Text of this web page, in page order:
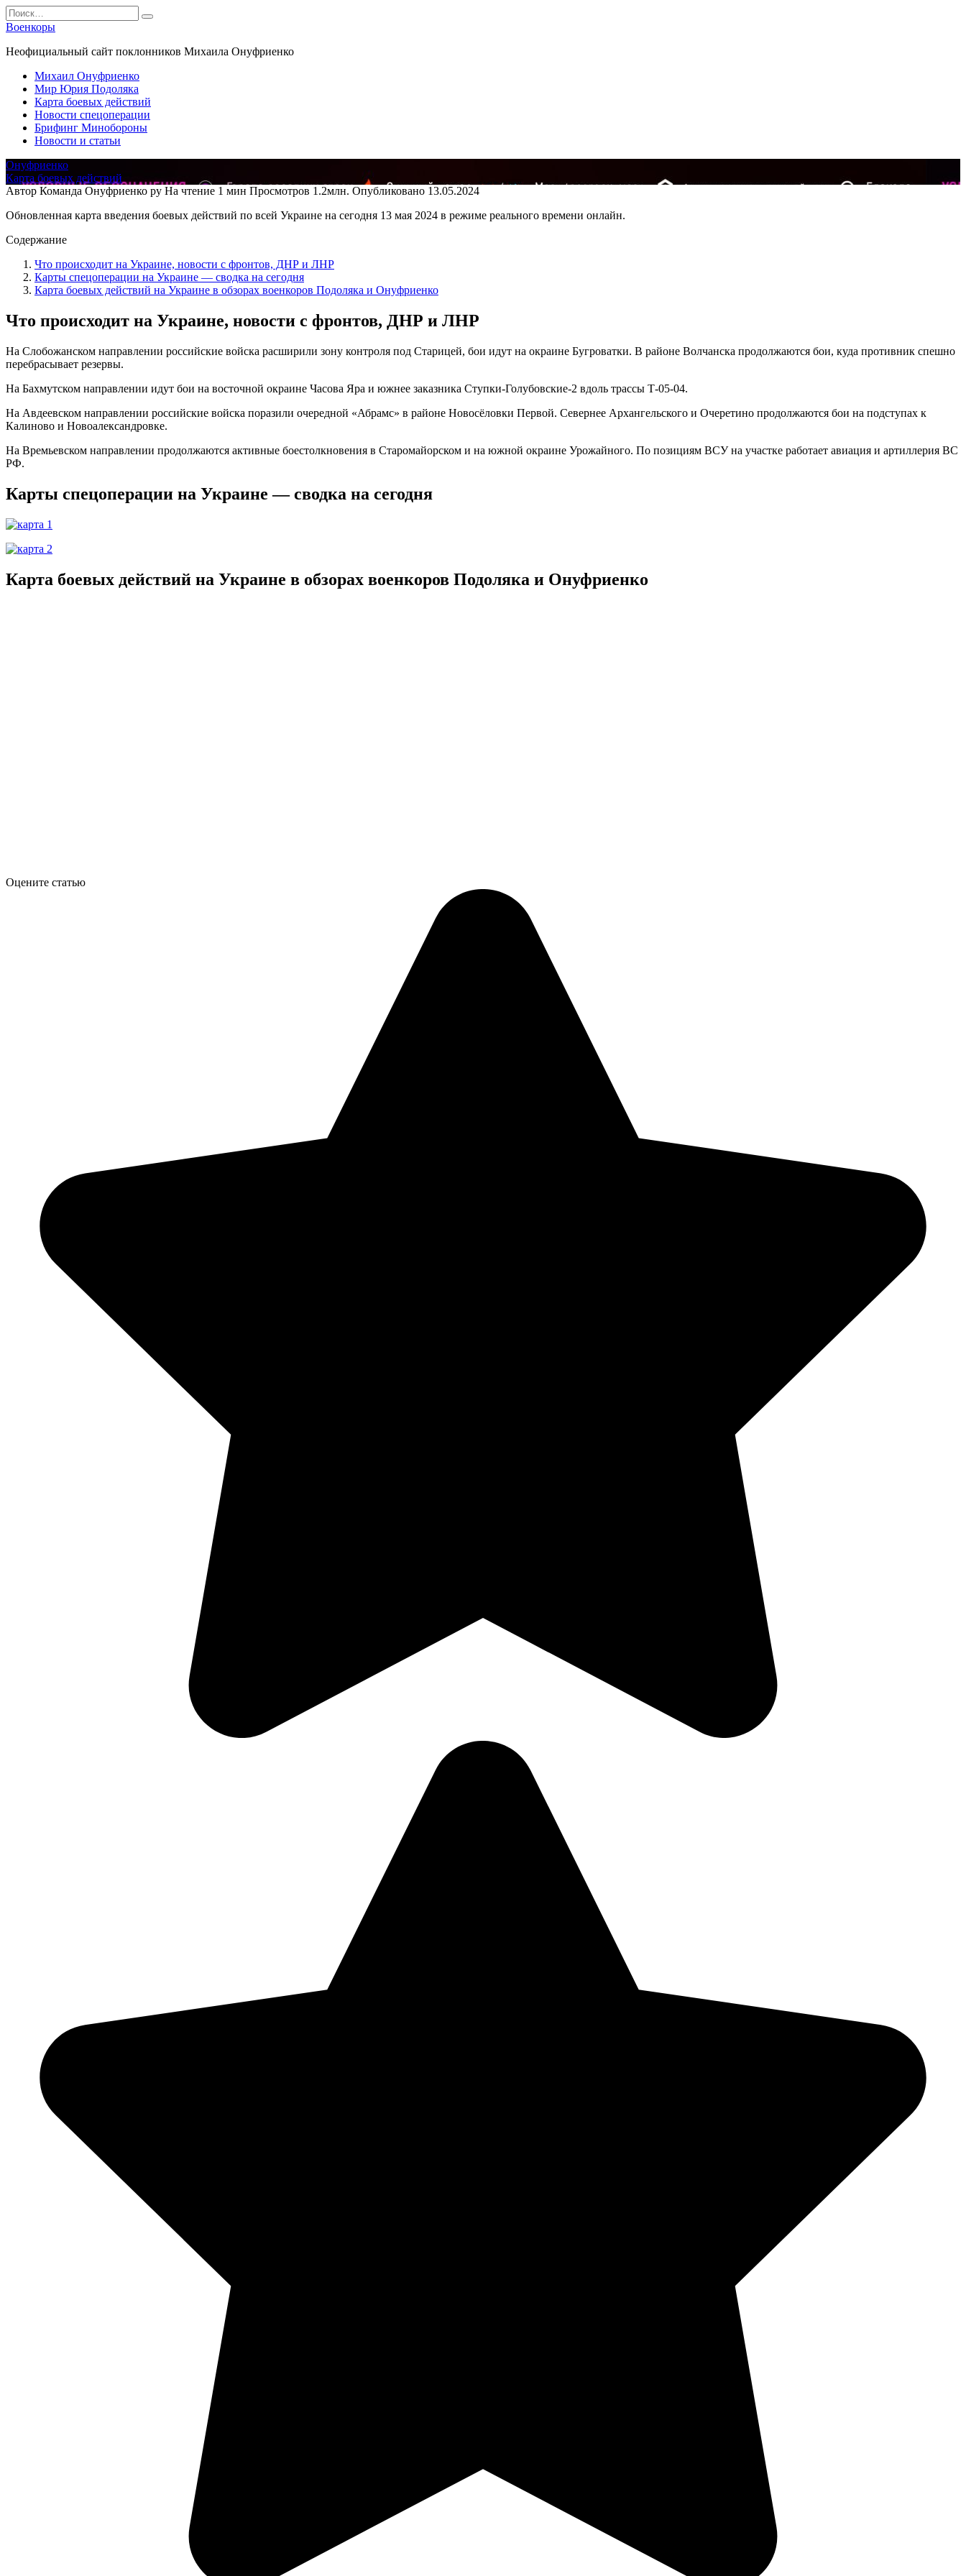
Перейти
к
содержанию
Search
for:
Военкоры
Неофициальный сайт поклонников Михаила Онуфриенко
Михаил Онуфриенко
Мир Юрия Подоляка
Карта боевых действий
Новости спецоперации
Брифинг Минобороны
Новости и статьи
Онуфриенко
Карта боевых действий
Автор Команда Онуфриенко ру На чтение 1 мин Просмотров 1.2млн. Опубликовано 13.05.2024
Обновленная карта введения боевых действий по всей Украине на сегодня 13 мая 2024 в режиме реального времени онлайн.
Содержание
Что происходит на Украине, новости с фронтов, ДНР и ЛНР
Карты спецоперации на Украине — сводка на сегодня
Карта боевых действий на Украине в обзорах военкоров Подоляка и Онуфриенко
Что происходит на Украине, новости с фронтов, ДНР и ЛНР
На Слобожанском направлении российские войска расширили зону контроля под Старицей, бои идут на окраине Бугроватки. В районе Волчанска продолжаются бои, куда противник спешно
перебрасывает резервы.
На Бахмутском направлении идут бои на восточной окраине Часова Яра и южнее заказника Ступки-Голубовские-2 вдоль трассы Т-05-04.
На Авдеевском направлении российские войска поразили очередной «Абрамс» в районе Новосёловки Первой. Севернее Архангельского и Очеретино продолжаются бои на подступах к
Калиново и Новоалександровке.
На Времьевском направлении продолжаются активные боестолкновения в Старомайорском и на южной окраине Урожайного. По позициям ВСУ на участке работает авиация и артиллерия ВС
РФ.
Карты спецоперации на Украине — сводка на сегодня
Карта боевых действий на Украине в обзорах военкоров Подоляка и Онуфриенко
Оцените статью